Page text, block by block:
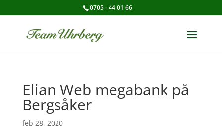
0705 - 44 01 66
Elian Web megabank på
Bergsåker
feb 28, 2020